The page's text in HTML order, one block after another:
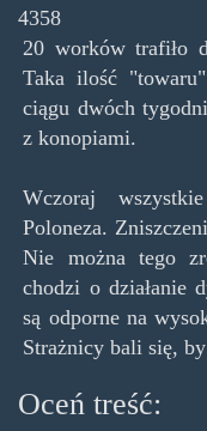
4358
20 worków trafiło
Taka ilość
ciągu dwóch
z konopiami.
Wczoraj
Poloneza.
Nie można tego
chodzi o działanie
są odporne na
Strażnicy bali się,
Oceń treść: